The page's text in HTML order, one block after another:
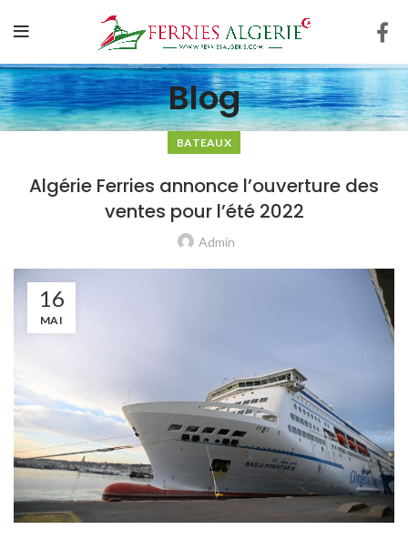
Blog
BATEAUX
Algérie Ferries annonce l’ouverture des
ventes pour l’été 2022
Admin
16
MAI